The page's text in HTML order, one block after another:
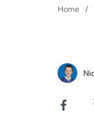
Home /